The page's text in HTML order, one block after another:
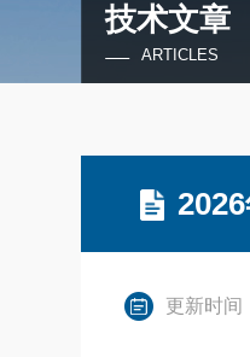
技术文章
ARTICLES
更新时间